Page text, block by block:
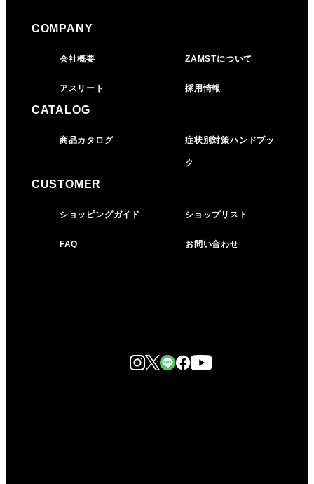
COMPANY
会社概要 ZAMSTについて
アスリート 採用情報
CATALOG
商品カタログ 症状別対策ハンドブッ
ク
CUSTOMER
ショッピングガイド ショップリスト
FAQ お問い合わせ